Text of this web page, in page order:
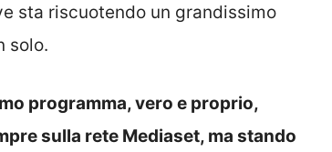
sta riscuotendo un grandissimo
solo.
programma, vero e proprio,
sulla rete Mediaset, ma stando